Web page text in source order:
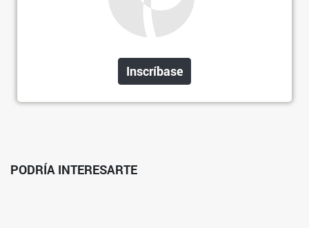
Inscríbase
PODRÍA INTERESARTE